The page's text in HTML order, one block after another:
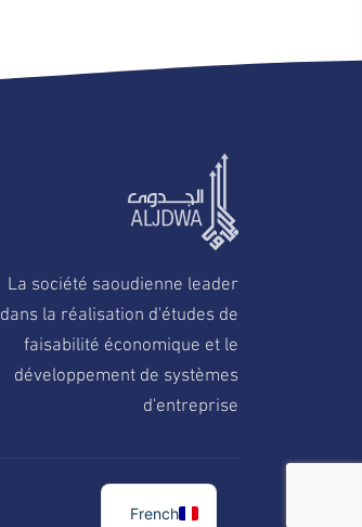
La société saoudienne leader
dans la réalisation d'études de
faisabilité économique et le
développement de systèmes
d'entreprise
French